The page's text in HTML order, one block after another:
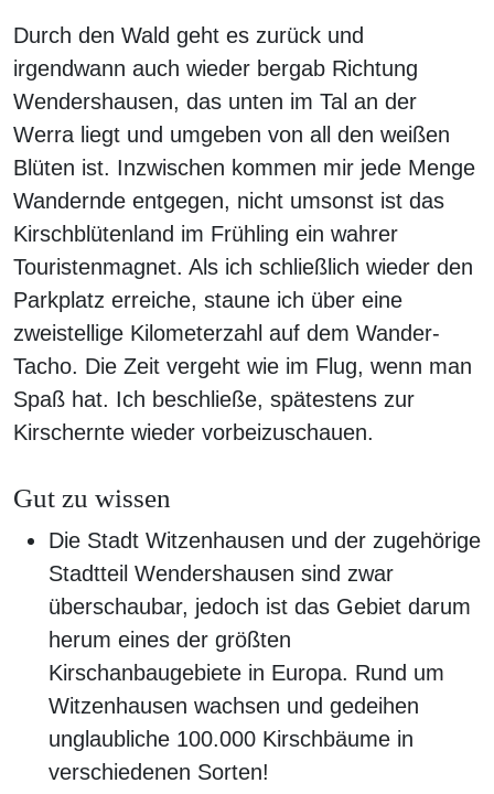
Durch den Wald geht es zurück und
irgendwann auch wieder bergab Richtung
Wendershausen, das unten im Tal an der
Werra liegt und umgeben von all den weißen
Blüten ist. Inzwischen kommen mir jede Menge
Wandernde entgegen, nicht umsonst ist das
Kirschblütenland im Frühling ein wahrer
Touristenmagnet. Als ich schließlich wieder den
Parkplatz erreiche, staune ich über eine
zweistellige Kilometerzahl auf dem Wander-
Tacho. Die Zeit vergeht wie im Flug, wenn man
Spaß hat. Ich beschließe, spätestens zur
Kirschernte wieder vorbeizuschauen.
Gut zu wissen
Die Stadt Witzenhausen und der zugehörige
Stadtteil Wendershausen sind zwar
überschaubar, jedoch ist das Gebiet darum
herum eines der größten
Kirschanbaugebiete in Europa. Rund um
Witzenhausen wachsen und gedeihen
unglaubliche 100.000 Kirschbäume in
verschiedenen Sorten!